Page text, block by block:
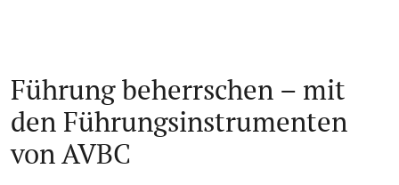
Führung beherrschen – mit
den Führungs­instrumenten
von AVBC